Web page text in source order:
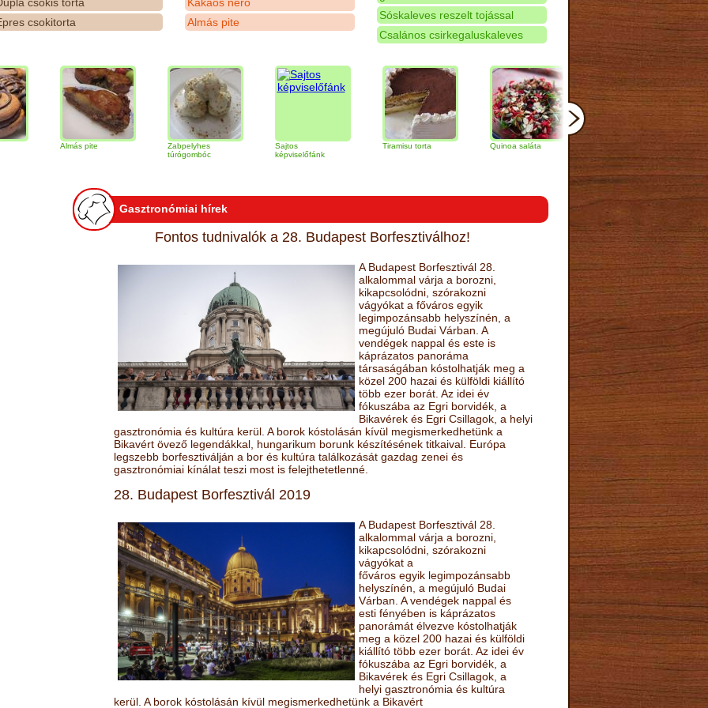
csokitorta
Almás pite
Sóskaleves reszelt tojással
Csalános csirkegaluskaleves
Almás pite
Zabpelyhes
túrógombóc
képviselőfánk
Tiramisu torta Quinoa saláta Mandulás kifli
narancs
Gasztronómiai hírek
Fontos tudnivalók a 28. Budapest Borfesztiválhoz!
A Budapest Borfesztivál 28.
alkalommal várja a borozni,
kikapcsolódni, szórakozni
vágyókat a főváros egyik
legimpozánsabb helyszínén, a
megújuló Budai Várban. A
vendégek nappal és este is
káprázatos panoráma
társaságában kóstolhatják meg a
közel 200 hazai és külföldi kiállító
több ezer borát. Az idei év
fókuszába az Egri borvidék, a
Bikavérek és Egri Csillagok, a helyi
gasztronómia és kultúra kerül. A borok kóstolásán kívül megismerkedhetünk a
Bikavért övező legendákkal, hungarikum borunk készítésének titkaival. Európa
legszebb borfesztiválján a bor és kultúra találkozását gazdag zenei és
gasztronómiai kínálat teszi most is felejthetetlenné.
28. Budapest Borfesztivál 2019
A Budapest Borfesztivál 28.
alkalommal várja a borozni,
kikapcsolódni, szórakozni
vágyókat a
főváros egyik legimpozánsabb
helyszínén, a megújuló Budai
Várban. A vendégek nappal és
esti fényében is káprázatos
panorámát élvezve kóstolhatják
meg a közel 200 hazai és külföldi
kiállító több ezer borát. Az idei év
fókuszába az Egri borvidék, a
Bikavérek és Egri Csillagok, a
helyi gasztronómia és kultúra
kerül. A borok kóstolásán kívül megismerkedhetünk a Bikavért